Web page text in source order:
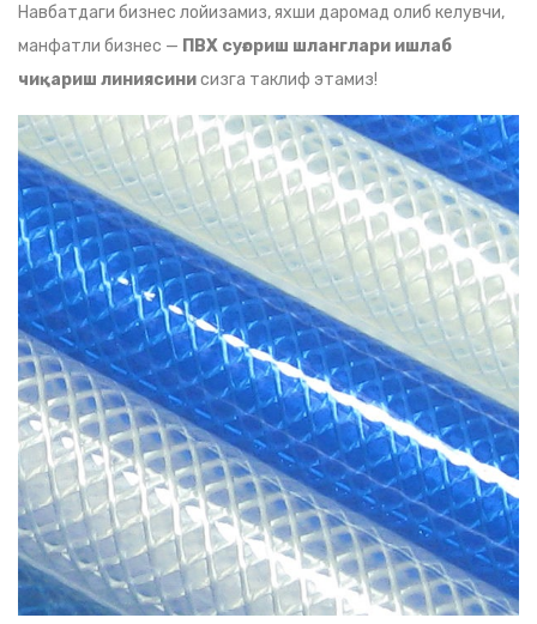
Навбатдаги бизнес лойизамиз, яхши даромад олиб келувчи,
манфатли бизнес — ПВХ суғориш шланглари ишлаб
чиқариш линиясинисизга таклиф этамиз!